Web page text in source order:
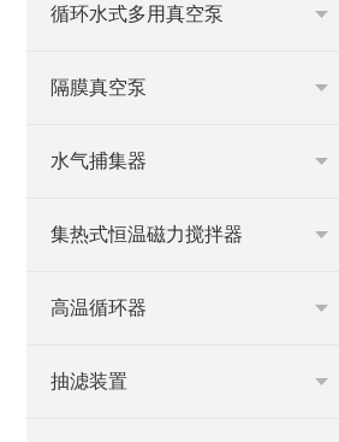
循环水式多用真空泵
隔膜真空泵
水气捕集器
集热式恒温磁力搅拌器
高温循环器
抽滤装置